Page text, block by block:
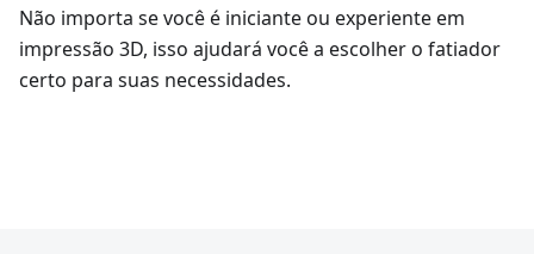
Não importa se você é iniciante ou experiente em
impressão 3D, isso ajudará você a escolher o fatiador
certo para suas necessidades.